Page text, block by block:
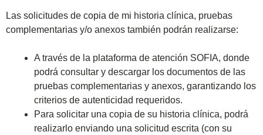
Las solicitudes de copia de mi historia clínica, pruebas
complementarias y/o anexos también podrán realizarse:
A través de la plataforma de atención SOFIA, donde
podrá consultar y descargar los documentos de las
pruebas complementarias y anexos, garantizando los
criterios de autenticidad requeridos.
Para solicitar una copia de su historia clínica, podrá
realizarlo enviando una solicitud escrita (con su